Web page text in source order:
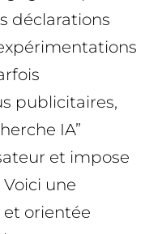
déclarations
publicitaires,
IA”
et impose
une
et orientée